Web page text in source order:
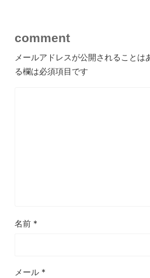
comment
メールアドレスが公開されることは
る欄は必須項目です
名前 *
メール *